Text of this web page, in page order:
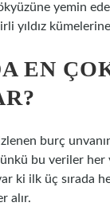
yemin
yıldız
EN
burç
bu veriler her
ki ilk üç sırada
alır.